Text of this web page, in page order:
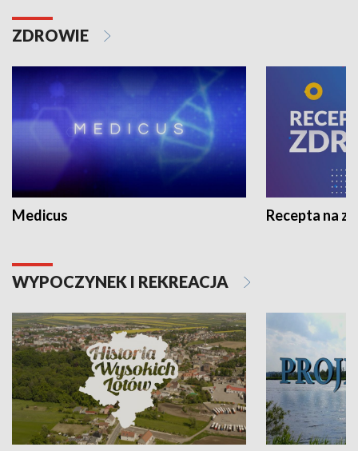
ZDROWIE
Medicus Recepta na
WYPOCZYNEK I REKREACJA